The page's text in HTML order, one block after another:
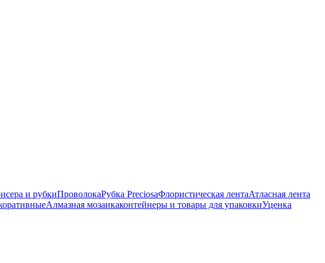
и рубкиПроволокаРубка PreciosaФлористическая лентаАтласная лента
Алмазная мозаикаконтейнеры и товары для упаковкиУценка